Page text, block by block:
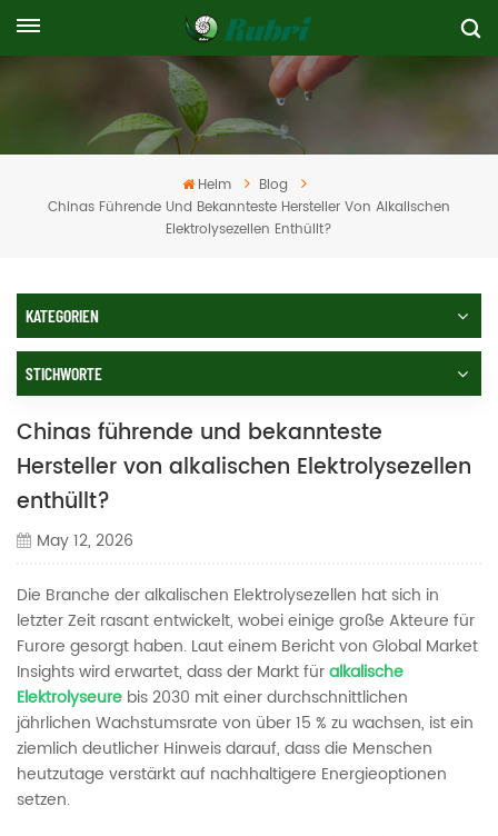
Heim
Blog
Chinas Führende Und Bekannteste Hersteller Von Alkalischen
Elektrolysezellen Enthüllt?
KATEGORIEN
STICHWORTE
Chinas führende und bekannteste
Hersteller von alkalischen Elektrolysezellen
enthüllt?
May 12, 2026
Die Branche der alkalischen Elektrolysezellen hat sich in
letzter Zeit rasant entwickelt, wobei einige große Akteure für
Furore gesorgt haben. Laut einem Bericht von Global Market
Insights wird erwartet, dass der Markt füralkalische
Elektrolyseure bis 2030 mit einer durchschnittlichen
jährlichen Wachstumsrate von über 15 % zu wachsen, ist ein
ziemlich deutlicher Hinweis darauf, dass die Menschen
heutzutage verstärkt auf nachhaltigere Energieoptionen
setzen.